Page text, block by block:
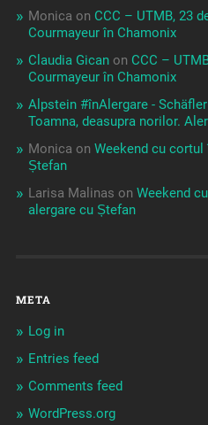
Monica on CCC – UTMB, 23
Courmayeur în Chamonix
Claudia Gicanon CCC –
Courmayeur în Chamonix
Alpstein #înAlergare -
Toamna, deasupra norilor.
Monica on Weekend cu cortul
Ștefan
Larisa Malinas on Weekend
alergare cu Ștefan
META
Log in
Entries feed
Comments feed
WordPress.org